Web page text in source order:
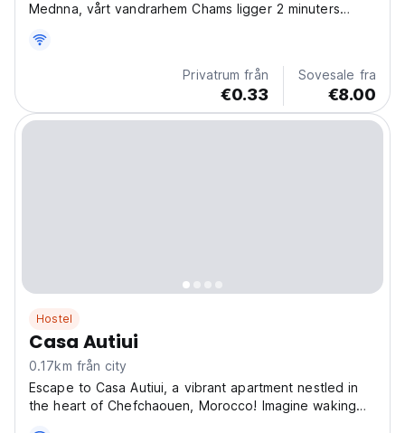
Mednna, vårt vandrarhem Chams ligger 2 minuters
el Ain.
Privatrum från
€0.33
Sovesale fra
€8.00
Hostel
Casa Autiui
0.17km från city
Escape to Casa Autiui, a vibrant apartment nestled in
the heart of Chefchaouen, Morocco! Imagine waking